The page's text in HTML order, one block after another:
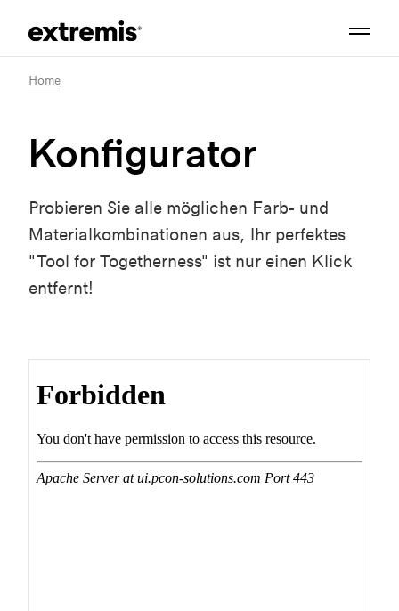
Home
Konfigurator
Probieren Sie alle möglichen Farb- und
Materialkombinationen aus, Ihr perfektes
"Tool for Togetherness" ist nur einen Klick
entfernt!